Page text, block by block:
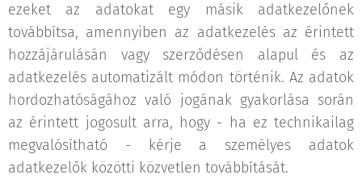
ezeket az adatokat egy másik adatkezelőnek
továbbítsa, amennyiben az adatkezelés az érintett
hozzájárulásán vagy szerződésen alapul és az
adatkezelés automatizált módon történik. Az adatok
hordozhatóságához való jogának gyakorlása során
az érintett jogosult arra, hogy - ha ez technikailag
megvalósítható - kérje a személyes adatok
adatkezelők közötti közvetlen továbbítását.